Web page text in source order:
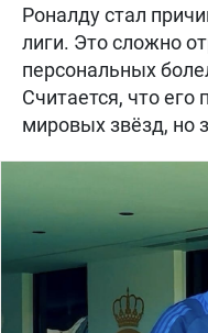
Роналду стал
лиги. Это сложно
персональных
Считается, что
мировых звёзд, но